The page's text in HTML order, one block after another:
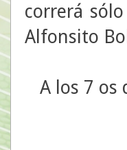
correrá
Alfonsito
A los 7 os